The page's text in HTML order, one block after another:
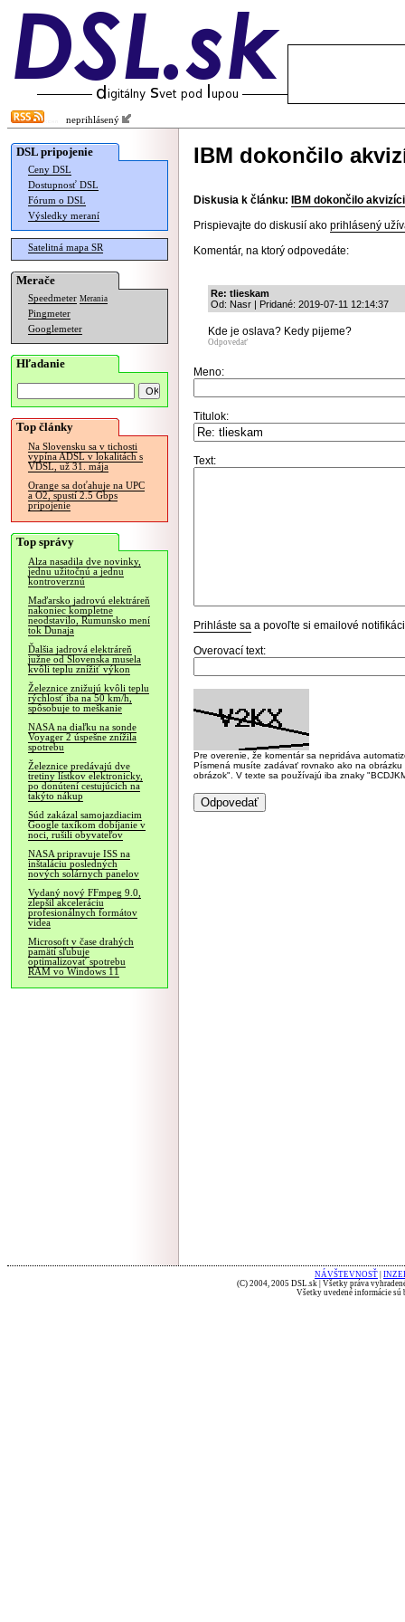
neprihlásený
DSL pripojenie
Ceny DSL
Dostupnosť DSL
Fórum o DSL
Výsledky meraní
Satelitná mapa SR
Merače
Speedmeter Merania
Pingmeter
Googlemeter
Hľadanie
Top články
Na Slovensku sa v tichosti
vypína ADSL v lokalitách s
VDSL, už 31. mája
Orange sa doťahuje na UPC
a O2, spustí 2.5 Gbps
pripojenie
Top správy
Alza nasadila dve novinky,
jednu užitočnú a jednu
kontroverznú
Maďarsko jadrovú elektráreň
nakoniec kompletne
neodstavilo, Rumunsko mení
tok Dunaja
Ďalšia jadrová elektráreň
južne od Slovenska musela
kvôli teplu znížiť výkon
Železnice znižujú kvôli teplu
rýchlosť iba na 50 km/h,
spôsobuje to meškanie
NASA na diaľku na sonde
Voyager 2 úspešne znížila
spotrebu
Železnice predávajú dve
tretiny lístkov elektronicky,
po donútení cestujúcich na
takýto nákup
Súd zakázal samojazdiacim
Google taxíkom dobíjanie v
noci, rušili obyvateľov
NASA pripravuje ISS na
inštaláciu posledných
nových solárnych panelov
Vydaný nový FFmpeg 9.0,
zlepšil akceleráciu
profesionálnych formátov
videa
Microsoft v čase drahých
pamätí sľubuje
optimalizovať spotrebu
RAM vo Windows 11
IBM dokončilo
Diskusia k článku:
IBM dokončilo
Prispievajte do diskusií ako prihlásený
Komentár, na ktorý odpovedáte:
Re: tlieskam
Od: Nasr | Pridané: 2019-07-11 12:14:37
Kde je oslava? Kedy pijeme?
Odpovedať
Meno:
Titulok:
Text:
Prihláste sa a povoľte si emailové
Overovací text:
Pre overenie, že komentár sa nepridáva
Písmená musíte zadávať rovnako ako na
obrázok". V texte sa používajú iba znaky
NÁVŠTEVNOSŤ
(C) 2004, 2005 DSL.sk | Všetky práva
Všetky uvedené informácie sú